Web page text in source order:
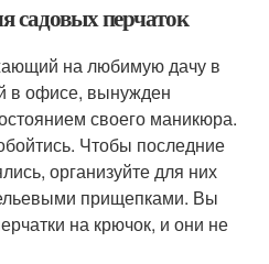
садовых перчаток
на любимую дачу в
в офисе, вынужден
своего маникюра.
Чтобы последние
организуйте для них
прищепками. Вы
на крючок, и они не